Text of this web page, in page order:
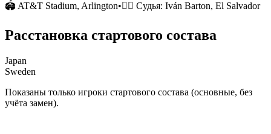
🏟 AT&T Stadium, Arlington•🧑‍⚖️ Судья: Iván Barton, El Salvador
Расстановка стартового состава
Japan
Sweden
Показаны только игроки стартового состава (основные, без
учёта замен).